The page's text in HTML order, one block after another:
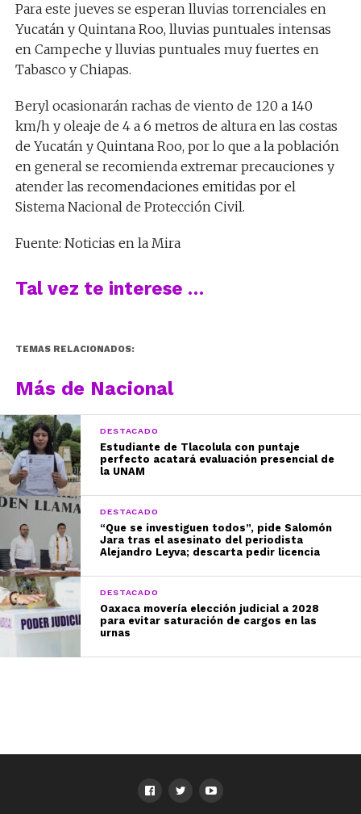
Para este jueves se esperan lluvias torrenciales en
Yucatán y Quintana Roo, lluvias puntuales intensas
en Campeche y lluvias puntuales muy fuertes en
Tabasco y Chiapas.
Beryl ocasionarán rachas de viento de 120 a 140
km/h y oleaje de 4 a 6 metros de altura en las costas
de Yucatán y Quintana Roo, por lo que a la población
en general se recomienda extremar precauciones y
atender las recomendaciones emitidas por el
Sistema Nacional de Protección Civil.
Fuente: Noticias en la Mira
Tal vez te interese …
TEMAS RELACIONADOS:
Más de Nacional
DESTACADO
Estudiante de Tlacolula con puntaje
perfecto acatará evaluación presencial de
la UNAM
DESTACADO
“Que se investiguen todos”, pide Salomón
Jara tras el asesinato del periodista
Alejandro Leyva; descarta pedir licencia
DESTACADO
Oaxaca movería elección judicial a 2028
para evitar saturación de cargos en las
urnas